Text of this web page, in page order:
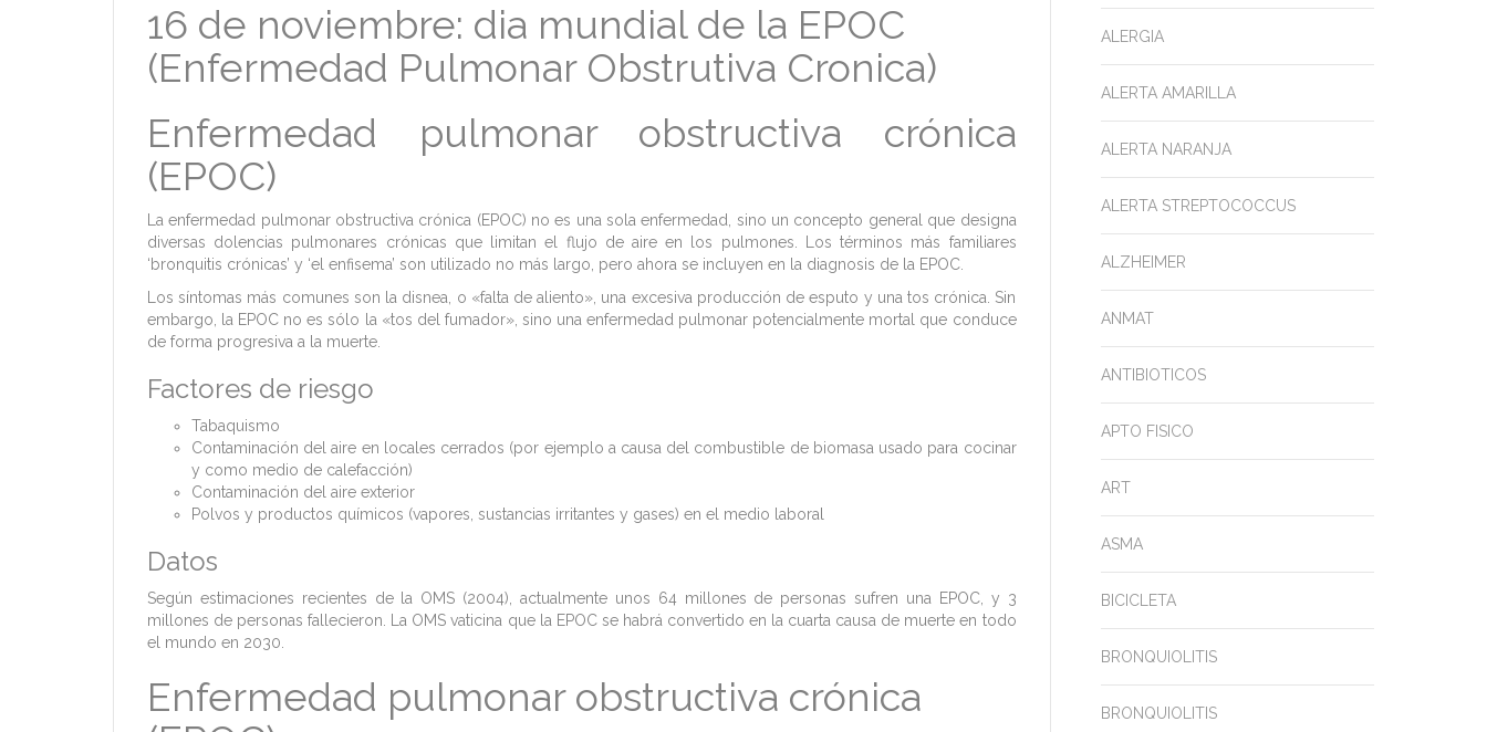
16 de noviembre: dia mundial de la EPOC
(Enfermedad Pulmonar Obstrutiva Cronica)
Enfermedad pulmonar obstructiva crónica
(EPOC)
La enfermedad pulmonar obstructiva crónica (EPOC) no es una sola enfermedad, sino un concepto general que designa
diversas dolencias pulmonares crónicas que limitan el flujo de aire en los pulmones. Los términos más familiares
‘bronquitis crónicas’ y ‘el enfisema’ son utilizado no más largo, pero ahora se incluyen en la diagnosis de la EPOC.
Los síntomas más comunes son la disnea, o «falta de aliento», una excesiva producción de esputo y una tos crónica. Sin
embargo, la EPOC no es sólo la «tos del fumador», sino una enfermedad pulmonar potencialmente mortal que conduce
de forma progresiva a la muerte.
Factores de riesgo
Tabaquismo
Contaminación del aire en locales cerrados (por ejemplo a causa del combustible de biomasa usado para cocinar
y como medio de calefacción)
Contaminación del aire exterior
Polvos y productos químicos (vapores, sustancias irritantes y gases) en el medio laboral
Datos
Según estimaciones recientes de la OMS (2004), actualmente unos 64 millones de personas sufren una EPOC, y 3
millones de personas fallecieron. La OMS vaticina que la EPOC se habrá convertido en la cuarta causa de muerte en todo
el mundo en 2030.
Enfermedad pulmonar obstructiva crónica
ALERGIA
ALERTA AMARILLA
ALERTA NARANJA
ALERTA STREPTOCOCCUS
ALZHEIMER
ANMAT
ANTIBIOTICOS
APTO FISICO
ART
ASMA
BICICLETA
BRONQUIOLITIS
BRONQUIOLITIS